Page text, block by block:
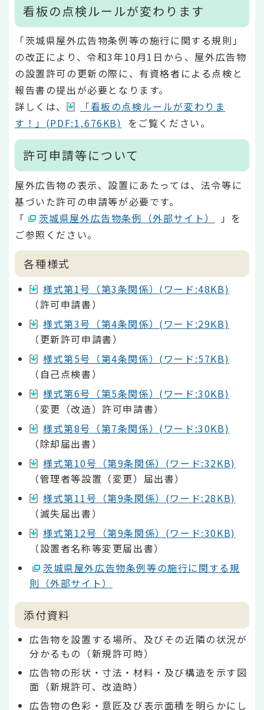
看板の点検ルールが変わります
「茨城県屋外広告物条例等の施行に関する規則」
の改正により、令和3年10月1日から、屋外広告物
の設置許可の更新の際に、有資格者による点検と
報告書の提出が必要となります。
詳しくは、
「看板の点検ルールが変わりま
す！」(PDF:1,676KB) をご覧ください。
許可申請等について
屋外広告物の表示、設置にあたっては、法令等に
基づいた許可の申請等が必要です。
「
茨城県屋外広告物条例（外部サイト）
」を
ご参照ください。
各種様式
様式第1号（第3条関係）(ワード:48KB)
（許可申請書）
様式第3号（第4条関係）(ワード:29KB)
（更新許可申請書）
様式第5号（第4条関係）(ワード:57KB)
（自己点検書）
様式第6号（第5条関係）(ワード:30KB)
（変更（改造）許可申請書）
様式第8号（第7条関係）(ワード:30KB)
（除却届出書）
様式第10号（第9条関係）(ワード:32KB)
（管理者等設置（変更）届出書）
様式第11号（第9条関係）(ワード:28KB)
（滅失届出書）
様式第12号（第9条関係）(ワード:30KB)
（設置者名称等変更届出書）
茨城県屋外広告物条例等の施行に関する規
則（外部サイト）
添付資料
広告物を設置する場所、及びその近隣の状況が
分かるもの（新規許可時）
広告物の形状・寸法・材料・及び構造を示す図
面（新規許可、改造時）
広告物の色彩・意匠及び表示面積を明らかにし